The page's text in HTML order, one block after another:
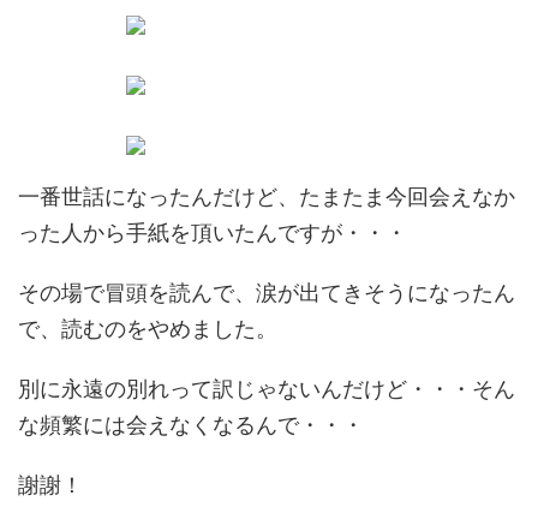
一番世話になったんだけど、たまたま今回会えなか
った人から手紙を頂いたんですが・・・
その場で冒頭を読んで、涙が出てきそうになったん
で、読むのをやめました。
別に永遠の別れって訳じゃないんだけど・・・そん
な頻繁には会えなくなるんで・・・
謝謝！